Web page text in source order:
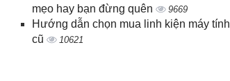
mẹo hay bạn đừng quên
9669
Hướng dẫn chọn mua linh kiện máy tính
cũ
10621